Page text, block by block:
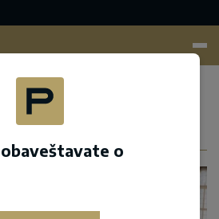
o
izvor na google pretrazi